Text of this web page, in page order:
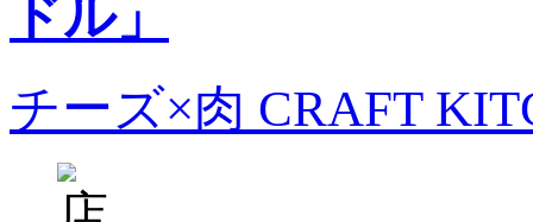
チーズ×肉 CRAFT